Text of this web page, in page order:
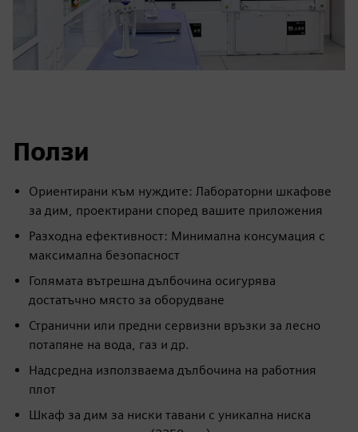
Ползи
Ориентирани към нуждите: Лабораторни шкафове
за дим, проектирани според вашите приложения
Разходна ефективност: Минимална консумация с
максимална безопасност
Голямата вътрешна дълбочина осигурява
достатъчно място за оборудване
Странични или предни сервизни връзки за лесно
потапяне на вода, газ и др.
Надсредна използваема дълбочина на работния
плот
Шкаф за дим за ниски тавани с уникална ниска